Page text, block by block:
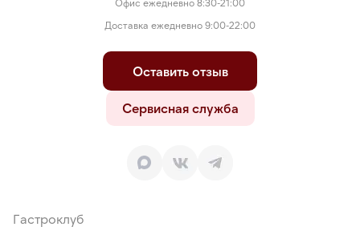
Офис ежедневно 8:30-21:00
Доставка ежедневно 9:00-22:00
Оставить отзыв
Сервисная служба
Гастроклуб